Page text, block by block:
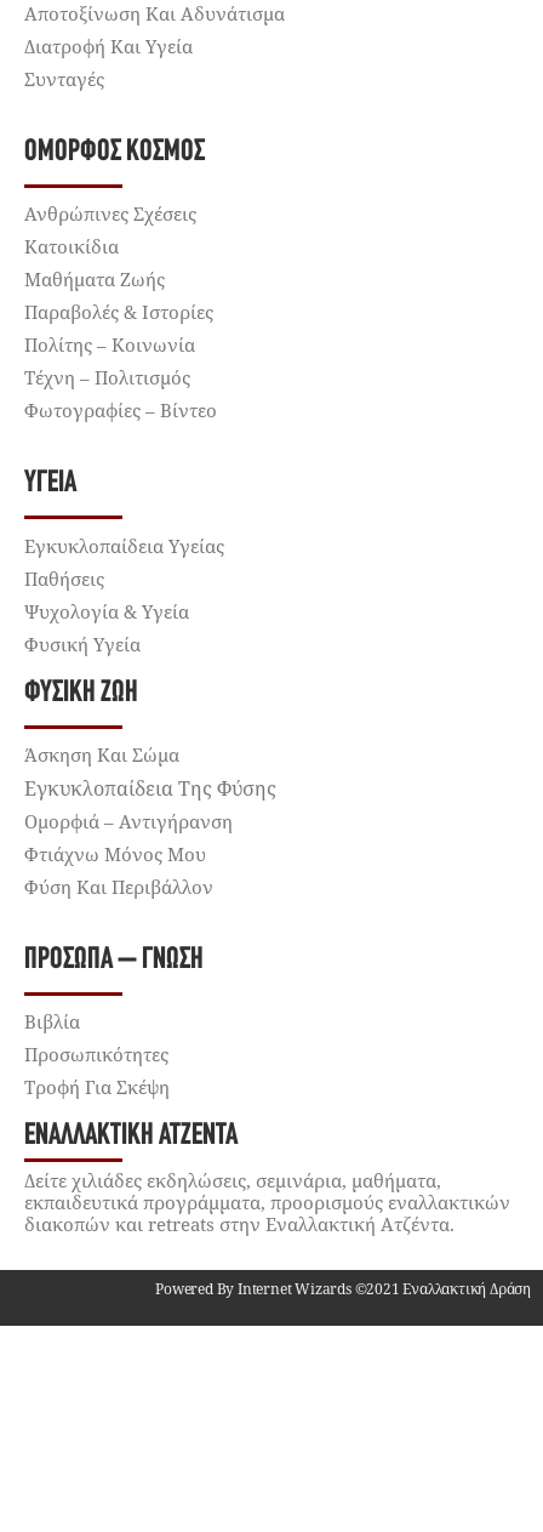
Αποτοξίνωση Και Αδυνάτισμα
Διατροφή Και Υγεία
Συνταγές
ΌΜΟΡΦΟΣ ΚΌΣΜΟΣ
Ανθρώπινες Σχέσεις
Κατοικίδια
Μαθήματα Ζωής
Παραβολές & Ιστορίες
Πολίτης – Κοινωνία
Τέχνη – Πολιτισμός
Φωτογραφίες – Βίντεο
ΥΓΕΊΑ
Εγκυκλοπαίδεια Υγείας
Παθήσεις
Ψυχολογία & Υγεία
Φυσική Υγεία
ΦΥΣΙΚΉ ΖΩΉ
Άσκηση Και Σώμα
Εγκυκλοπαίδεια Της Φύσης
Ομορφιά – Αντιγήρανση
Φτιάχνω Μόνος Μου
Φύση Και Περιβάλλον
ΠΡΌΣΩΠΑ – ΓΝΏΣΗ
Βιβλία
Προσωπικότητες
Τροφή Για Σκέψη
ΕΝΑΛΛΑΚΤΙΚΉ ΑΤΖΈΝΤΑ
Δείτε χιλιάδες εκδηλώσεις, σεμινάρια, μαθήματα,
εκπαιδευτικά προγράμματα, προορισμούς εναλλακτικών
διακοπών και retreats στην Εναλλακτική Ατζέντα.
Powered By Internet Wizards ©2021 Εναλλακτική Δράση